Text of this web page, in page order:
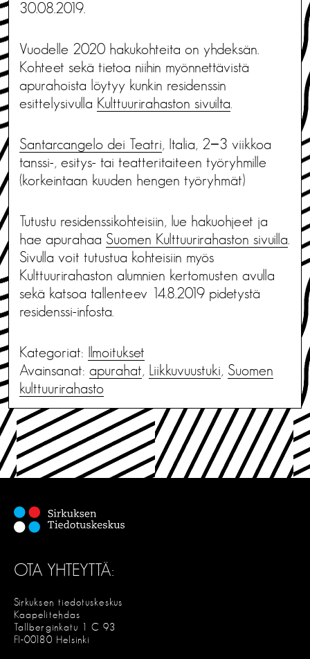
30.08.2019.
Vuodelle 2020 hakukohteita on yhdeksän.
Kohteet sekä tietoa niihin myönnettävistä
apurahoista löytyy kunkin residenssin
esittelysivulla Kulttuurirahaston sivuilta
Santarcangelo dei Teatri, Italia, 2−3 viikkoa
tanssi-, esitys- tai teatteritaiteen työryhmille
(korkeintaan kuuden hengen työryhmät)
Tutustu residenssikohteisiin, lue hakuohjeet ja
hae apurahaa Suomen Kulttuurirahaston sivuilla
Sivulla voit tutustua kohteisiin myös
Kulttuurirahaston alumnien kertomusten avulla
sekä katsoa tallenteev 14.8.2019 pidetystä
residenssi-infosta.
Kategoriat: Ilmoitukset
Avainsanat: apurahat, Liikkuvuustuki, Suomen
kulttuurirahasto
OTA YHTEYTTÄ:
Sirkuksen tiedotuskeskus
Kaapelitehdas
Tallberginkatu 1 C 93
FI-00180 Helsinki